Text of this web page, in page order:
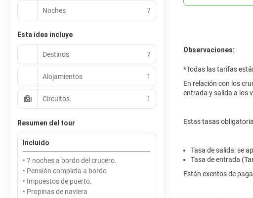
Observaciones:
*Todas las tarifas
En relación con los
entrada y salida a los
Estas tasas
Tasa de salida: se
Tasa de entrada
Están exentos de
Noches 7
Esta idea incluye
Destinos 7
Alojamientos 1
Circuitos 1
Resumen del tour
Incluido
• 7 noches a bordo del crucero.
• Pensión completa a bordo
• Impuestos de puerto.
• Propinas de naviera